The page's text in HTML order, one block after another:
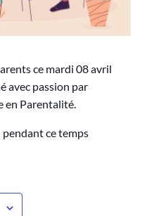
ce mardi 08 avril
avec passion par
en Parentalité.
pendant ce temps